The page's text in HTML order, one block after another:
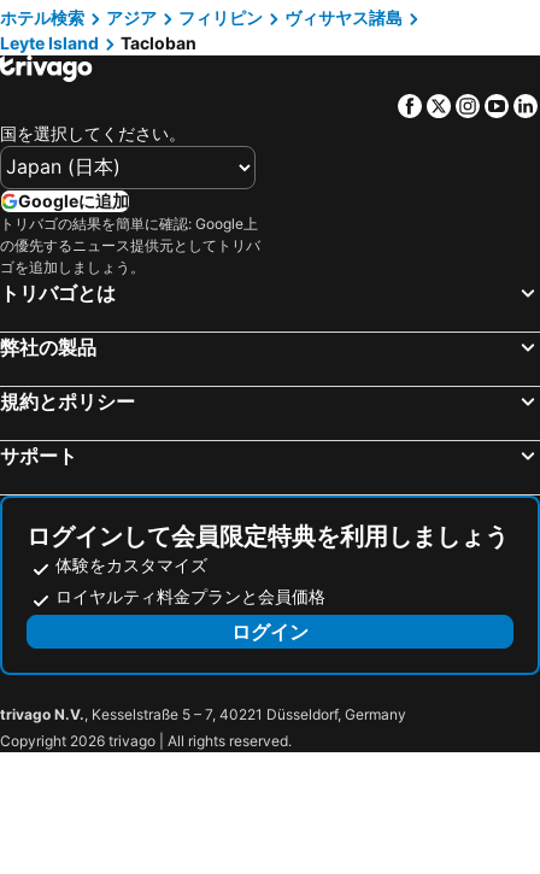
パサイ, ルソン島 宿泊施設 -
Balabag, ヴィサヤス諸島 宿泊施設 -
Panglao, ヴィサヤス諸島 宿泊施設 -
Parañaque, ルソン島 宿泊施設 -
ホテル検索 アジア フィリピン
ヴィサヤス諸島
Leyte Island
Tacloban
Facebook
Twitter
国を選択してください。
Googleに追加
トリバゴの結果を簡単に確認: Google上
の優先するニュース提供元としてトリバ
ゴを追加しましょう。
トリバゴとは
弊社の製品
規約とポリシー
サポート
ログインして会員限定特典を利用しましょう
体験をカスタマイズ
ロイヤルティ料金プランと会員価格
ログイン
trivago N.V., Kesselstraße 5 – 7, 40221 Düsseldorf, Germany
Copyright 2026 trivago | All rights reserved.